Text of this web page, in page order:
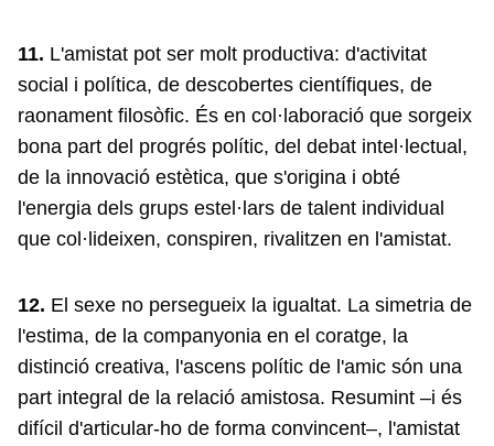
11. L'amistat pot ser molt productiva: d'activitat
social i política, de descobertes científiques, de
raonament filosòfic. És en col·laboració que sorgeix
bona part del progrés polític, del debat intel·lectual,
de la innovació estètica, que s'origina i obté
l'energia dels grups estel·lars de talent individual
que col·lideixen, conspiren, rivalitzen en l'amistat.
12. El sexe no persegueix la igualtat. La simetria de
l'estima, de la companyonia en el coratge, la
distinció creativa, l'ascens polític de l'amic són una
part integral de la relació amistosa. Resumint –i és
difícil d'articular-ho de forma convincent–, l'amistat